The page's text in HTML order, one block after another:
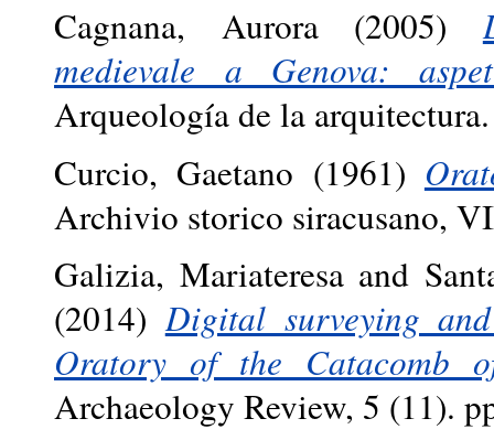
Cagnana, Aurora(2005)
medievale a Genova:
Arqueología de la
Curcio, Gaetano (1961)
Archivio storico siracusano,
Galizia, Mariateresaand
(2014)Digital surveying
Oratory of the Catacomb
Archaeology Review, 5 (11).